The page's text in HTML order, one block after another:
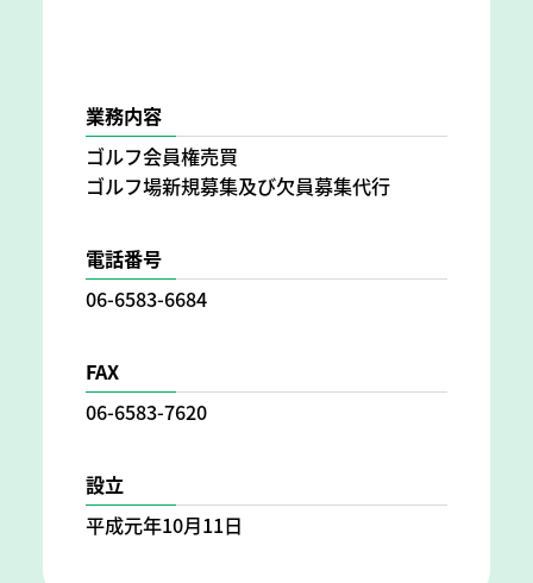
業務内容
ゴルフ会員権売買
ゴルフ場新規募集及び欠員募集代行
電話番号
06-6583-6684
FAX
06-6583-7620
設立
平成元年10月11日